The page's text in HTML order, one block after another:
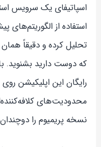
اسپاتیفای یک سرویس
استفاده از الگوریتم‌های
تحلیل کرده و دقیقاً
که دوست دارید بشنوید.
محدودیت‌های
نسخه پریمیوم را